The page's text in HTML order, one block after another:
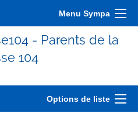
Menu Sympa
- Parents de la
104
Options de liste